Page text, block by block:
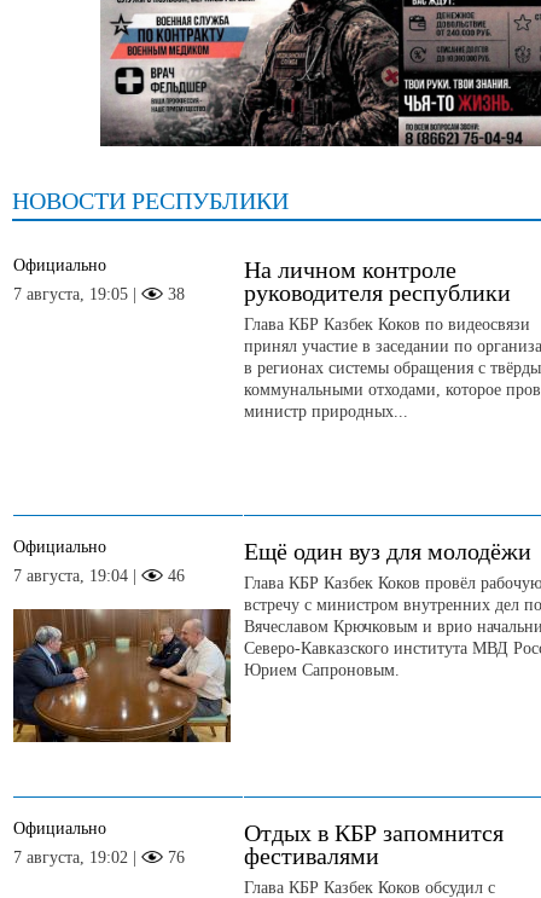
НОВОСТИ РЕСПУБЛИКИ
Официально
7 августа, 19:05 |
38
На личном контроле
руководителя республики
Глава КБР Казбек Коков по видеосвязи
принял участие в заседании по
в регионах системы обращения с
коммунальными отходами, которое
министр природных...
Официально
7 августа, 19:04 |
46
Ещё один вуз для молодёжи
Глава КБР Казбек Коков провёл рабочую
встречу с министром внутренних дел
Вячеславом Крючковым и врио
Северо-Кавказского института МВД
Юрием Сапроновым.
Официально
7 августа, 19:02 |
76
Отдых в КБР запомнится
фестивалями
Глава КБР Казбек Коков обсудил с